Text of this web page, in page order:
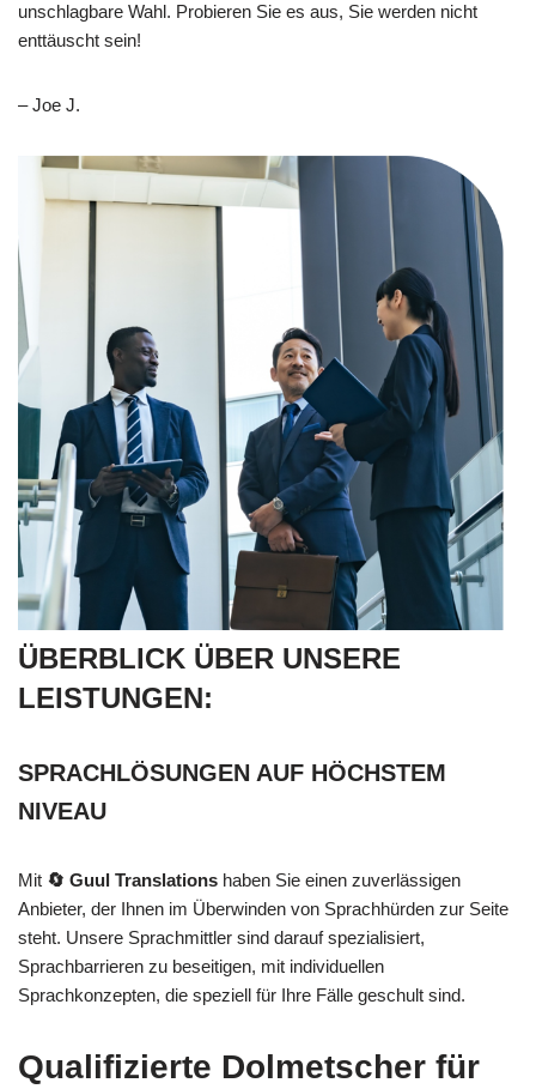
unschlagbare Wahl. Probieren Sie es aus, Sie werden nicht
enttäuscht sein!
– Joe J.
ÜBERBLICK ÜBER UNSERE
LEISTUNGEN:
SPRACHLÖSUNGEN AUF HÖCHSTEM
NIVEAU
Mit 🔄 Guul Translations haben Sie einen zuverlässigen
Anbieter, der Ihnen im Überwinden von Sprachhürden zur Seite
steht. Unsere Sprachmittler sind darauf spezialisiert,
Sprachbarrieren zu beseitigen, mit individuellen
Sprachkonzepten, die speziell für Ihre Fälle geschult sind.
Qualifizierte Dolmetscher für